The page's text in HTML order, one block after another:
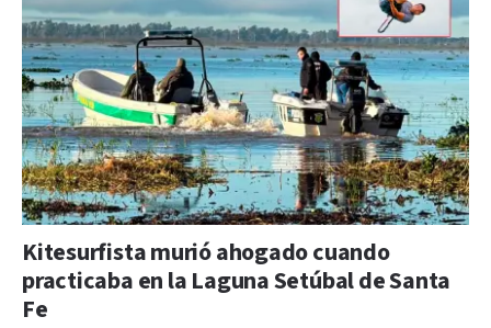
Kitesurfista murió ahogado cuando
practicaba en la Laguna Setúbal de Santa
Fe